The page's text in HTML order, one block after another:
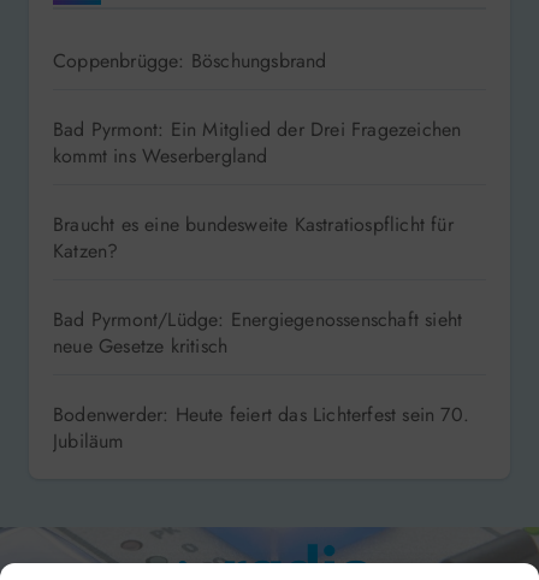
Coppenbrügge: Böschungsbrand
Bad Pyrmont: Ein Mitglied der Drei Fragezeichen
kommt ins Weserbergland
Braucht es eine bundesweite Kastratiospflicht für
Katzen?
Bad Pyrmont/Lüdge: Energiegenossenschaft sieht
neue Gesetze kritisch
Bodenwerder: Heute feiert das Lichterfest sein 70.
Jubiläum